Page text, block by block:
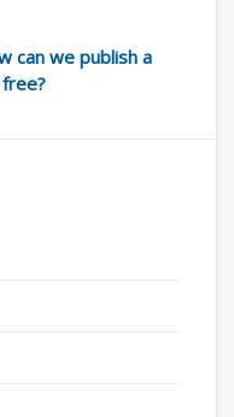
can we publish a